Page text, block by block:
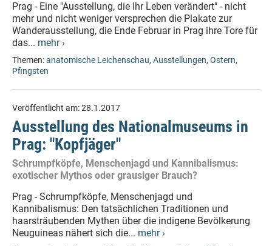
Prag - Eine "Ausstellung, die Ihr Leben verändert" - nicht
mehr und nicht weniger versprechen die Plakate zur
Wanderausstellung, die Ende Februar in Prag ihre Tore für
das... mehr ›
Themen:anatomische Leichenschau, Ausstellungen, Ostern,
Pfingsten
Veröffentlicht am:28.1.2017
Ausstellung des Nationalmuseums in
Prag: "Kopfjäger"
Schrumpfköpfe, Menschenjagd und Kannibalismus:
exotischer Mythos oder grausiger Brauch?
Prag - Schrumpfköpfe, Menschenjagd und
Kannibalismus: Den tatsächlichen Traditionen und
haarsträubenden Mythen über die indigene Bevölkerung
Neuguineas nähert sich die... mehr ›